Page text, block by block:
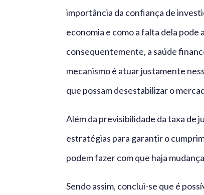
importância da confiança de
economia e como a falta dela pode
consequentemente, a saúde
mecanismo é atuar justamente
que possam desestabilizar o
Além da previsibilidade da taxa de
estratégias para garantir o
podem fazer com que haja
Sendo assim, conclui-se que é